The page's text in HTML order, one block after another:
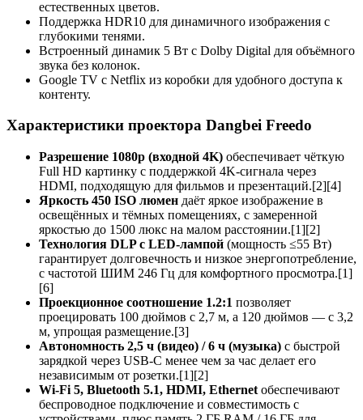
естественных цветов.
Поддержка HDR10 для динамичного изображения с
глубокими тенями.
Встроенный динамик 5 Вт с Dolby Digital для объёмного
звука без колонок.
Google TV с Netflix из коробки для удобного доступа к
контенту.
Характеристики проектора Dangbei Freedo
Разрешение 1080p (входной 4K) обеспечивает чёткую
Full HD картинку с поддержкой 4K-сигнала через
HDMI, подходящую для фильмов и презентаций.[2][4]
Яркость 450 ISO люмен даёт яркое изображение в
освещённых и тёмных помещениях, с замеренной
яркостью до 1500 люкс на малом расстоянии.[1][2]
Технология DLP с LED-лампой (мощность ≤55 Вт)
гарантирует долговечность и низкое энергопотребление,
с частотой ШИМ 246 Гц для комфортного просмотра.[1]
[6]
Проекционное соотношение 1.2:1 позволяет
проецировать 100 дюймов с 2,7 м, а 120 дюймов — с 3,2
м, упрощая размещение.[3]
Автономность 2,5 ч (видео) / 6 ч (музыка) с быстрой
зарядкой через USB-C менее чем за час делает его
независимым от розетки.[1][2]
Wi-Fi 5, Bluetooth 5.1, HDMI, Ethernet обеспечивают
беспроводное подключение и совместимость с